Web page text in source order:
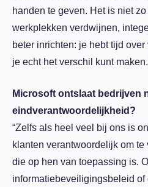
handen te geven. Het is niet
werkplekken verdwijnen,
beter inrichten: je hebt tijd
je echt het verschil kunt
Microsoft ontslaat bedrijven
eindverantwoordelijkheid?
“Zelfs als heel veel bij ons is
klanten verantwoordelijk om
die op hen van toepassing is.
informatiebeveiligingsbeleid